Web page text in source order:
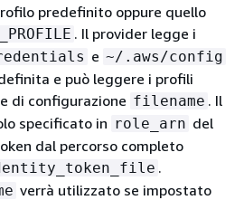
predefinito oppure quello
. Il provider legge i
e ~/.aws/config
e può leggere i profili
di configurazione filename . Il
specificato in role_arn del
dal percorso completo
.
verrà utilizzato se impostato